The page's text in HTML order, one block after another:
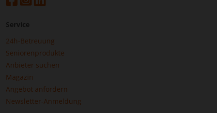
Service
24h-Betreuung
Seniorenprodukte
Anbieter suchen
Magazin
Angebot anfordern
Newsletter-Anmeldung